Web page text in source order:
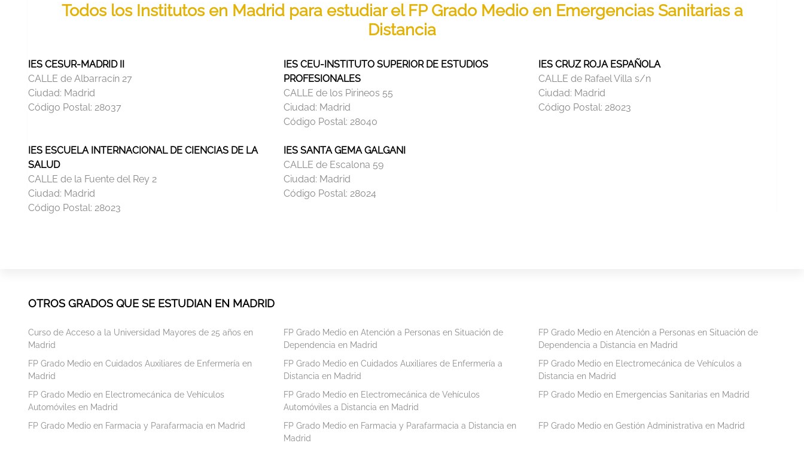
Todos los Institutos en Madrid para estudiar el FP Grado Medio en Emergencias Sanitarias a
Distancia
IES CESUR-MADRID II
CALLE de Albarracín 27
Ciudad: Madrid
Código Postal: 28037
IES CEU-INSTITUTO SUPERIOR DE ESTUDIOS
PROFESIONALES
CALLE de los Pirineos 55
Ciudad: Madrid
Código Postal: 28040
IES CRUZ ROJA ESPAÑOLA
CALLE de Rafael Villa s/n
Ciudad: Madrid
Código Postal:28023
IES ESCUELA INTERNACIONAL DE CIENCIAS DE LA
SALUD
CALLE de la Fuente del Rey 2
Ciudad: Madrid
Código Postal: 28023
IES SANTA GEMA GALGANI
CALLE de Escalona 59
Ciudad: Madrid
Código Postal: 28024
OTROS GRADOS QUE SE ESTUDIAN EN MADRID
Curso de Acceso a la Universidad Mayores de 25 años en
Madrid
FP Grado Medio en Atención a Personas en Situación de
Dependencia en Madrid
FP Grado Medio en Atención a Personas en Situación de
Dependencia a Distancia en Madrid
FP Grado Medio en Cuidados Auxiliares de Enfermería en
Madrid
FP Grado Medio en Cuidados Auxiliares de Enfermería a
Distancia en Madrid
FP Grado Medio en Electromecánica de Vehículos a
Distancia en Madrid
FP Grado Medio en Electromecánica de Vehículos
Automóviles en Madrid
FP Grado Medio en Electromecánica de Vehículos
Automóviles a Distancia en Madrid
FP Grado Medio en Emergencias Sanitarias en Madrid
FP Grado Medio en Farmacia y Parafarmacia en Madrid
FP Grado Medio en Farmacia y Parafarmacia a Distancia en
Madrid
FP Grado Medio en Gestión Administrativa en Madrid